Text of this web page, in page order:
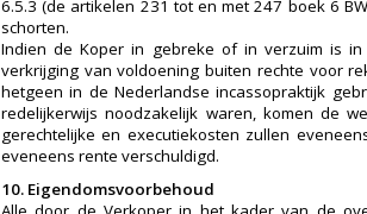
6.5.3 (de artikelen 231 tot en met 247 boek 6
schorten.
Indien de Koper in gebreke of in verzuim is
verkrijging van voldoening buiten rechte voor
hetgeen in de Nederlandse incassopraktijk
redelijkerwijs noodzakelijk waren, komen de
gerechtelijke en executiekosten zullen
eveneens rente verschuldigd.
10. Eigendomsvoorbehoud